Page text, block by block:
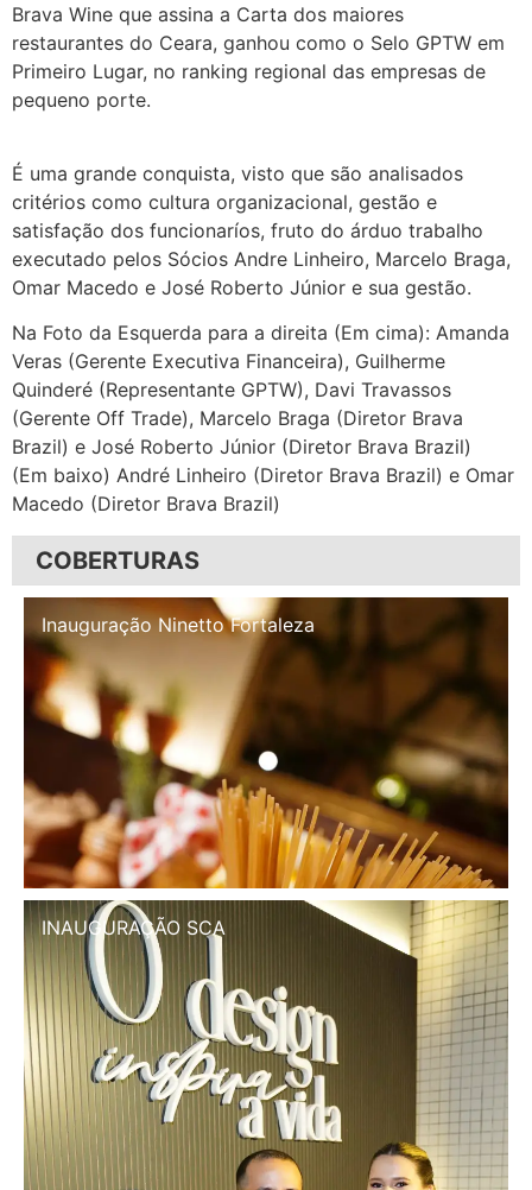
Brava Wine que assina a Carta dos maiores
restaurantes do Ceara, ganhou como o Selo GPTW em
Primeiro Lugar, no ranking regional das empresas de
pequeno porte.
É uma grande conquista, visto que são analisados
critérios como cultura organizacional, gestão e
satisfação dos funcionaríos, fruto do árduo trabalho
executado pelos Sócios Andre Linheiro, Marcelo Braga,
Omar Macedo e José Roberto Júnior e sua gestão.
Na Foto da Esquerda para a direita (Em cima): Amanda
Veras (Gerente Executiva Financeira), Guilherme
Quinderé (Representante GPTW), Davi Travassos
(Gerente Off Trade), Marcelo Braga (Diretor Brava
Brazil) e José Roberto Júnior (Diretor Brava Brazil)
(Em baixo) André Linheiro (Diretor Brava Brazil) e Omar
Macedo (Diretor Brava Brazil)
COBERTURAS
Inauguração Illa Café
INAUGURAÇÃO SCA